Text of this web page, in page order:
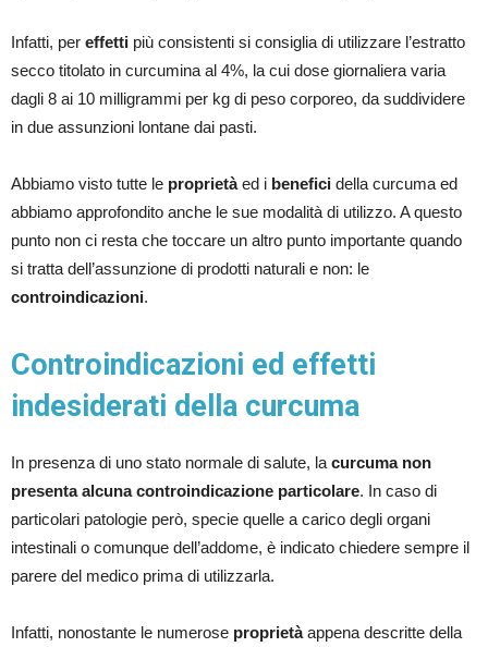
Infatti, per effetti più consistenti si consiglia di utilizzare l’estratto
secco titolato in curcumina al 4%, la cui dose giornaliera varia
dagli 8 ai 10 milligrammi per kg di peso corporeo, da suddividere
in due assunzioni lontane dai pasti.
Abbiamo visto tutte le proprietàed i benefici della curcuma ed
abbiamo approfondito anche le sue modalità di utilizzo. A questo
punto non ci resta che toccare un altro punto importante quando
si tratta dell’assunzione di prodotti naturali e non: le
controindicazioni.
Controindicazioni ed effetti
indesiderati della curcuma
In presenza di uno stato normale di salute, la curcuma non
presenta alcuna controindicazione particolare. In caso di
particolari patologie però, specie quelle a carico degli organi
intestinali o comunque dell’addome, è indicato chiedere sempre il
parere del medico prima di utilizzarla.
Infatti, nonostante le numerose proprietàappena descritte della